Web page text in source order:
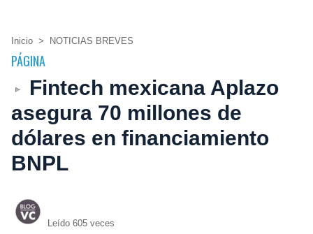
Inicio > NOTICIAS BREVES
PÁGINA
Fintech mexicana Aplazo
asegura 70 millones de
dólares en financiamiento
BNPL
Leído 605 veces